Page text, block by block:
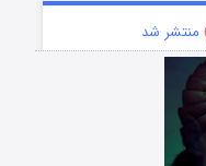
منتشر شد